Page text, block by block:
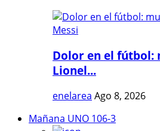
Dolor en el fútbol:
Lionel...
enelarea Ago 8, 2026
Mañana UNO 106-3